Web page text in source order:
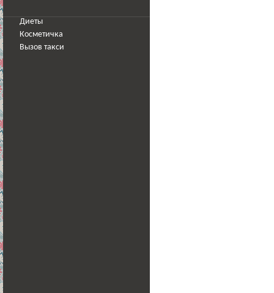
Диеты
Косметичка
Вызов такси